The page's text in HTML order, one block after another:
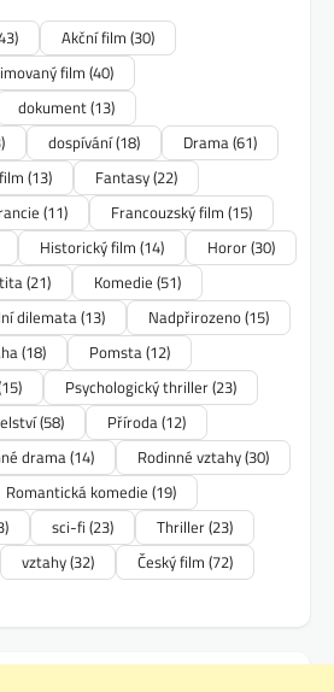
Akční film (30)
film (40)
dokument(13)
dospívání(18) Drama(61)
(13) Fantasy(22)
(11) Francouzský film (15)
Historický film (14) Horor(30)
(21) Komedie (51)
dilemata(13) Nadpřirozeno(15)
(18) Pomsta(12)
Psychologický thriller(23)
(58) Příroda(12)
drama(14) Rodinné vztahy(30)
Romantická komedie (19)
sci-fi (23) Thriller(23)
vztahy(32) Český film (72)